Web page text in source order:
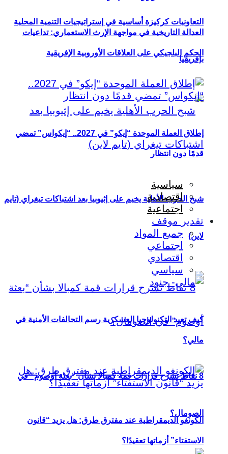
التعاونيات كركيزة أساسية في إستراتيجيات التنمية المحلية
بإفريقيا
شبح الحرب الأهلية يخيم على إثيوبيا بعد اشتباكات تيغراي (تايم
لاين)
8 نقاط تشرح قرارات قمة كمبالا بشأن “بعثة أوصوم” في
الصومال؟
العدالة التاريخية في مواجهة الإرث الاستعماري: تداعيات
الحكم البلجيكي على العلاقات الأوروبية الإفريقية
إطلاق العملة الموحدة “إيكو” في 2027.. “إيكواس” تمضي
قدمًا دون انتظار
سياسية
اقتصادية
اجتماعية
تقدير موقف
جميع المواد
اجتماعي
اقتصادي
سياسي
كيف تعيد التكنولوجيا العسكرية رسم التحالفات الأمنية في
مالي؟
الكونغو الديمقراطية عند مفترق طرق: هل يزيد “قانون
الاستفتاء” أزماتها تعقيدًا؟